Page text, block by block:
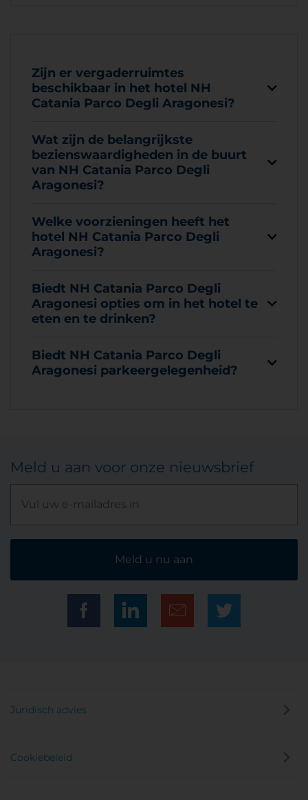
Zijn er vergaderruimtes
beschikbaar in het hotel NH
Catania Parco Degli Aragonesi?
Wat zijn de belangrijkste
bezienswaardigheden in de buurt
van NH Catania Parco Degli
Aragonesi?
Welke voorzieningen heeft het
hotel NH Catania Parco Degli
Aragonesi?
Biedt NH Catania Parco Degli
Aragonesi opties om in het hotel te
eten en te drinken?
Biedt NH Catania Parco Degli
Aragonesi parkeergelegenheid?
Meld u aan voor onze nieuwsbrief
Meld u nu aan
Juridisch advies
Cookiebeleid